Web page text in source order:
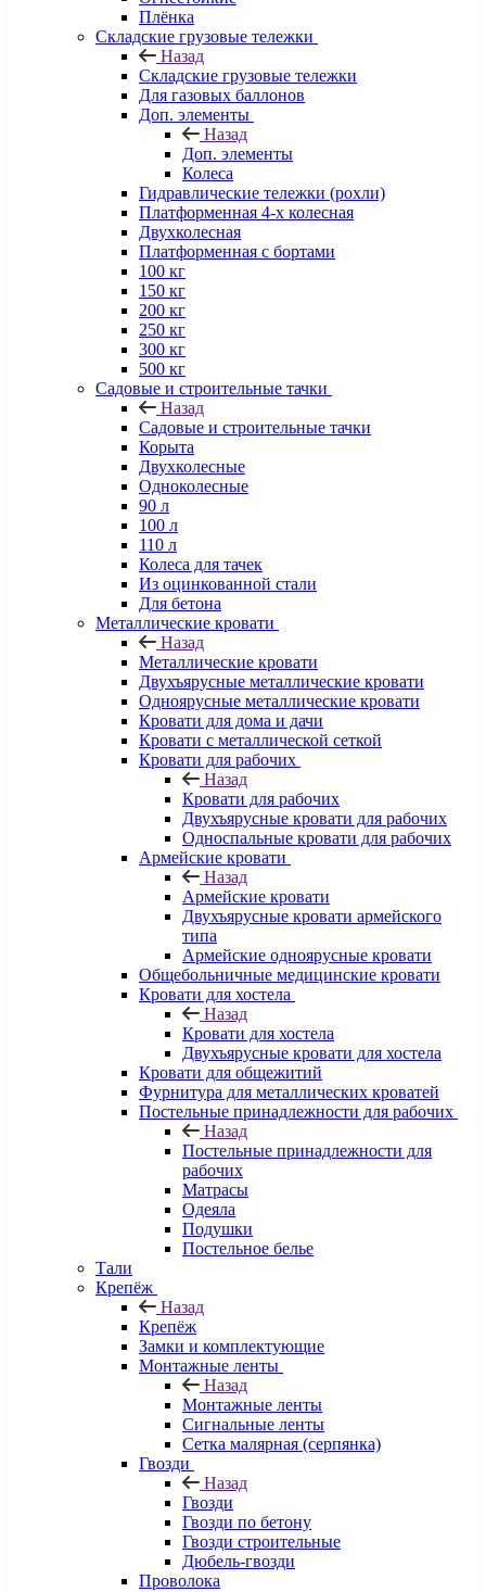
Плёнка
Складские грузовые тележки
Назад
Складские грузовые тележки
Для газовых баллонов
Доп. элементы
Назад
Доп. элементы
Колеса
Гидравлические тележки (рохли)
Платформенная 4-х колесная
Двухколесная
Платформенная с бортами
100 кг
150 кг
200 кг
250 кг
300 кг
500 кг
Садовые и строительные тачки
Назад
Садовые и строительные тачки
Корыта
Двухколесные
Одноколесные
90 л
100 л
110 л
Колеса для тачек
Из оцинкованной стали
Для бетона
Металлические кровати
Назад
Металлические кровати
Двухъярусные металлические кровати
Одноярусные металлические кровати
Кровати для дома и дачи
Кровати с металлической сеткой
Кровати для рабочих
Назад
Кровати для рабочих
Двухъярусные кровати для рабочих
Односпальные кровати для рабочих
Армейские кровати
Назад
Армейские кровати
Двухъярусные кровати армейского
типа
Армейские одноярусные кровати
Общебольничные медицинские кровати
Кровати для хостела
Назад
Кровати для хостела
Двухъярусные кровати для хостела
Кровати для общежитий
Фурнитура для металлических кроватей
Постельные принадлежности для рабочих
Назад
Постельные принадлежности для
рабочих
Матрасы
Одеяла
Подушки
Постельное белье
Тали
Крепёж
Назад
Крепёж
Замки и комплектующие
Монтажные ленты
Назад
Монтажные ленты
Сигнальные ленты
Сетка малярная (серпянка)
Гвозди
Назад
Гвозди
Гвозди по бетону
Гвозди строительные
Дюбель-гвозди
Проволока